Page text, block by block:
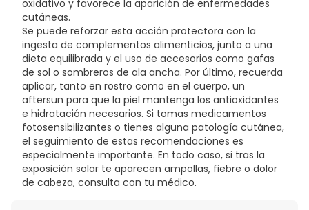
oxidativo y favorece la aparición de enfermedades
cutáneas.
Se puede reforzar esta acción protectora con la
ingesta de complementos alimenticios, junto a una
dieta equilibrada y el uso de accesorios como gafas
de sol o sombreros de ala ancha. Por último, recuerda
aplicar, tanto en rostro como en el cuerpo, un
aftersun para que la piel mantenga los antioxidantes
e hidratación necesarios. Si tomas medicamentos
fotosensibilizantes o tienes alguna patología cutánea,
el seguimiento de estas recomendaciones es
especialmente importante. En todo caso, si tras la
exposición solar te aparecen ampollas, fiebre o dolor
de cabeza, consulta con tu médico.